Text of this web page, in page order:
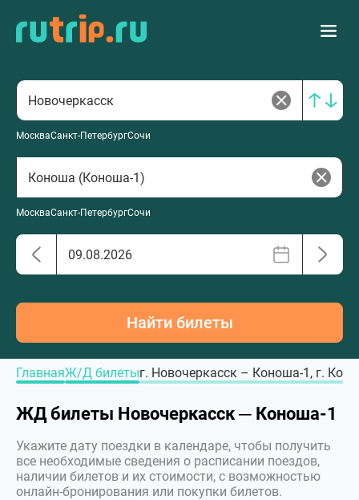
МоскваСанкт-ПетербургСочи
МоскваСанкт-ПетербургСочи
Найти билеты
ГлавнаяЖ/Д билетыг. Новочеркасск – Коноша-1, г.
ЖД билеты Новочеркасск ─ Коноша-1
Укажите дату поездки в календаре, чтобы получить
все необходимые сведения о расписании поездов,
наличии билетов и их стоимости, с возможностью
онлайн-бронирования или покупки билетов.